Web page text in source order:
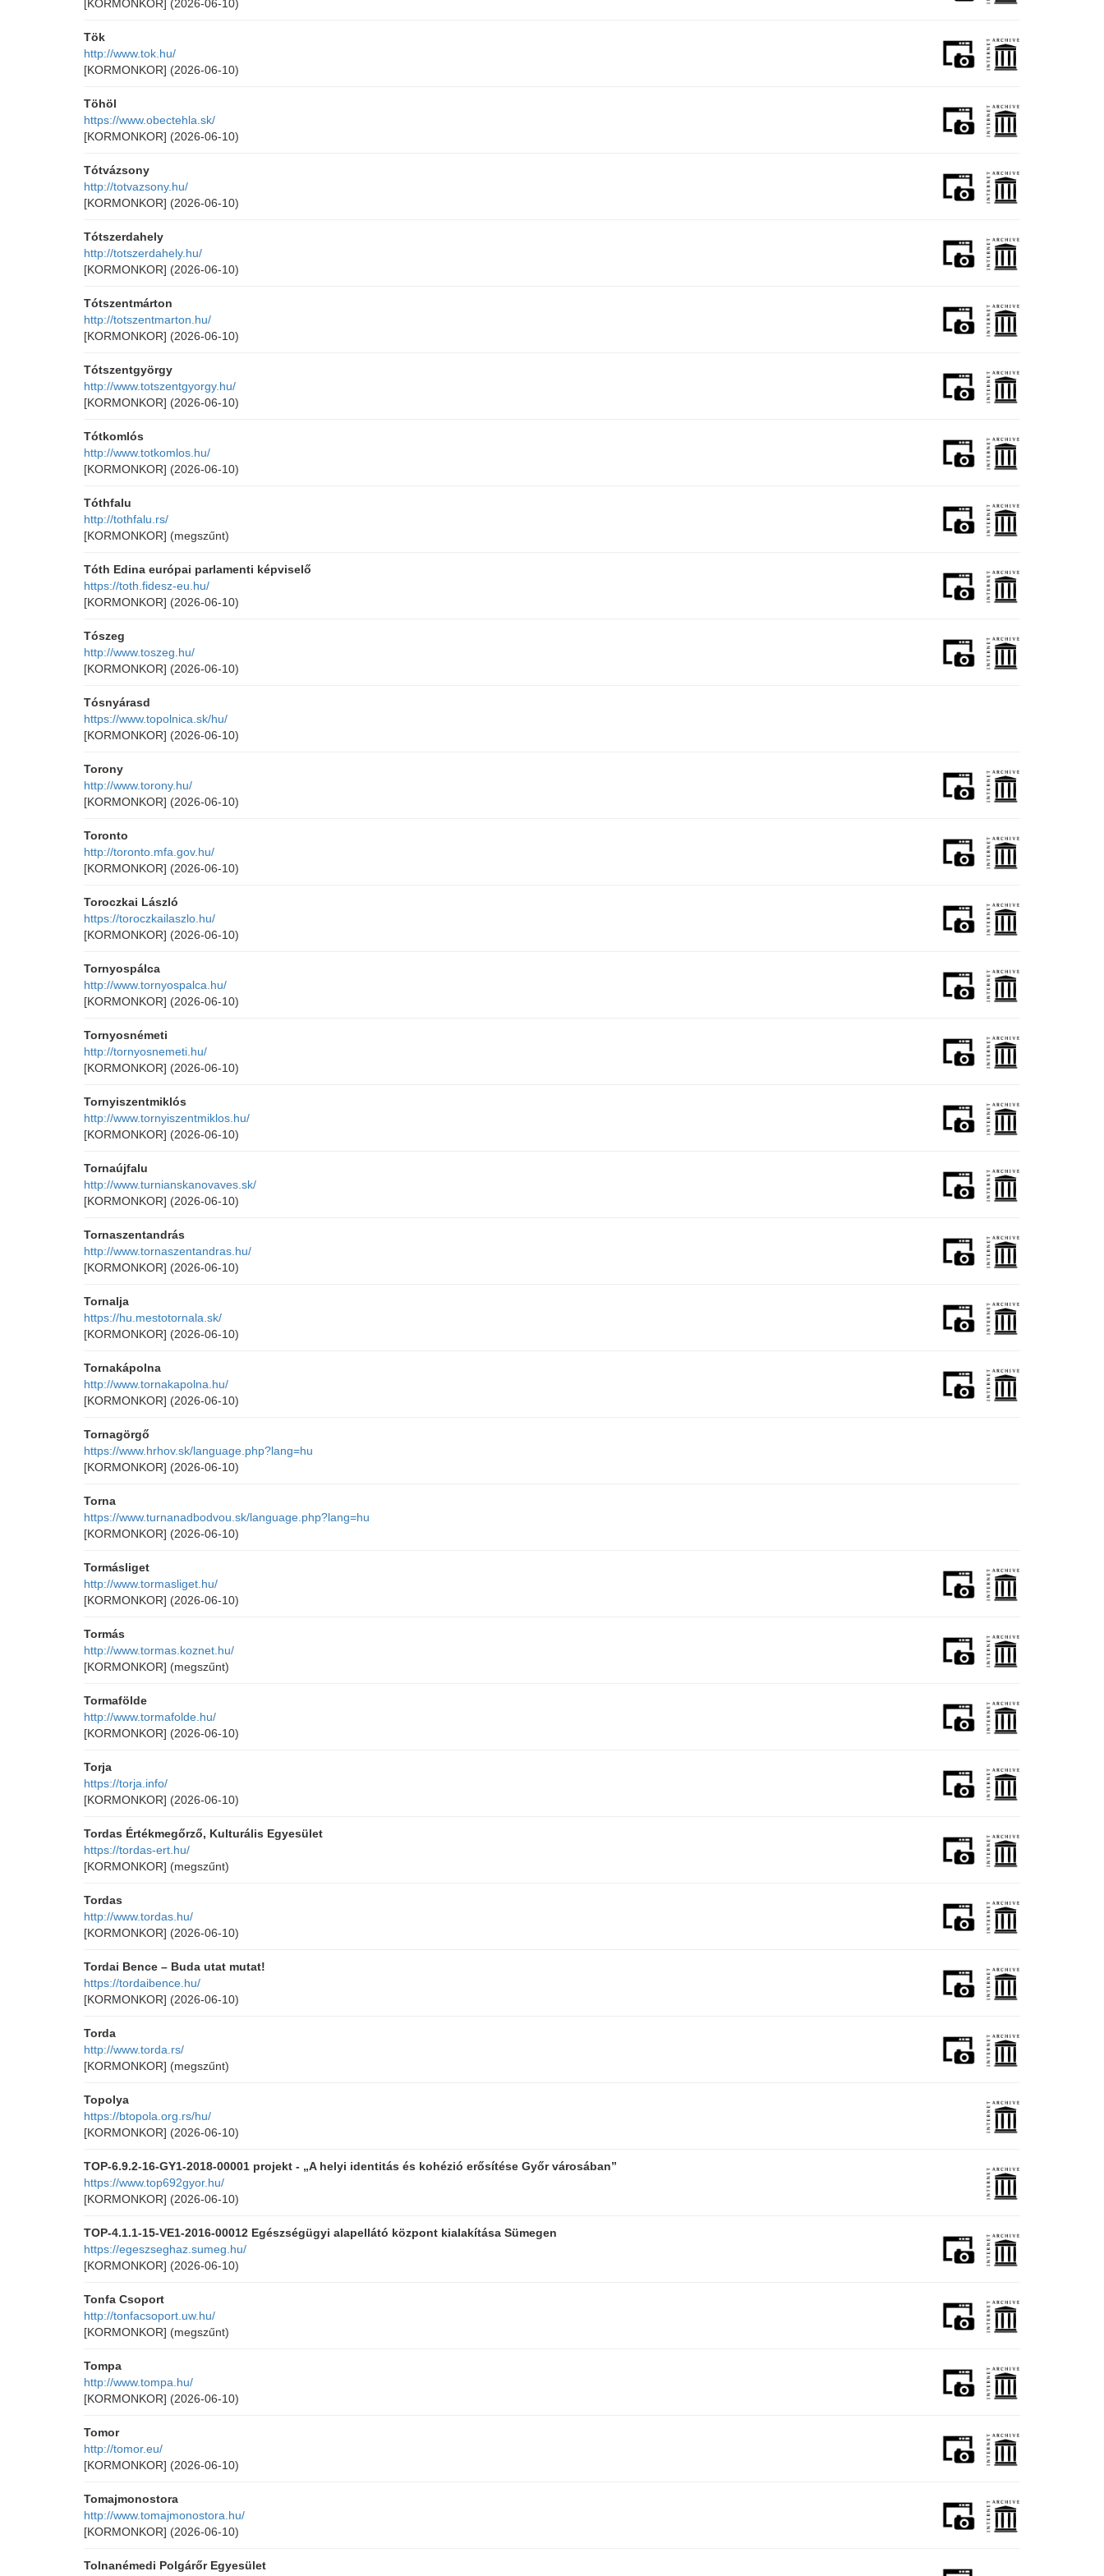
[KORMONKOR] (2026-06-10)
Tök
http://www.tok.hu/
[KORMONKOR] (2026-06-10)
Töhöl
https://www.obectehla.sk/
[KORMONKOR] (2026-06-10)
Tótvázsony
http://totvazsony.hu/
[KORMONKOR] (2026-06-10)
Tótszerdahely
http://totszerdahely.hu/
[KORMONKOR] (2026-06-10)
Tótszentmárton
http://totszentmarton.hu/
[KORMONKOR] (2026-06-10)
Tótszentgyörgy
http://www.totszentgyorgy.hu/
[KORMONKOR] (2026-06-10)
Tótkomlós
http://www.totkomlos.hu/
[KORMONKOR] (2026-06-10)
Tóthfalu
http://tothfalu.rs/
[KORMONKOR] (megszűnt)
Tóth Edina európai parlamenti képviselő
https://toth.fidesz-eu.hu/
[KORMONKOR] (2026-06-10)
Tószeg
http://www.toszeg.hu/
[KORMONKOR] (2026-06-10)
Tósnyárasd
https://www.topolnica.sk/hu/
[KORMONKOR] (2026-06-10)
Torony
http://www.torony.hu/
[KORMONKOR] (2026-06-10)
Toronto
http://toronto.mfa.gov.hu/
[KORMONKOR] (2026-06-10)
Toroczkai László
https://toroczkailaszlo.hu/
[KORMONKOR] (2026-06-10)
Tornyospálca
http://www.tornyospalca.hu/
[KORMONKOR] (2026-06-10)
Tornyosnémeti
http://tornyosnemeti.hu/
[KORMONKOR] (2026-06-10)
Tornyiszentmiklós
http://www.tornyiszentmiklos.hu/
[KORMONKOR] (2026-06-10)
Tornaújfalu
http://www.turnianskanovaves.sk/
[KORMONKOR] (2026-06-10)
Tornaszentandrás
http://www.tornaszentandras.hu/
[KORMONKOR] (2026-06-10)
Tornalja
https://hu.mestotornala.sk/
[KORMONKOR] (2026-06-10)
Tornakápolna
http://www.tornakapolna.hu/
[KORMONKOR] (2026-06-10)
Tornagörgő
https://www.hrhov.sk/language.php?lang=hu
[KORMONKOR] (2026-06-10)
Torna
https://www.turnanadbodvou.sk/language.php?lang=hu
[KORMONKOR] (2026-06-10)
Tormásliget
http://www.tormasliget.hu/
[KORMONKOR] (2026-06-10)
Tormás
http://www.tormas.koznet.hu/
[KORMONKOR] (megszűnt)
Tormafölde
http://www.tormafolde.hu/
[KORMONKOR] (2026-06-10)
Torja
https://torja.info/
[KORMONKOR] (2026-06-10)
Tordas Értékmegőrző, Kulturális Egyesület
https://tordas-ert.hu/
[KORMONKOR] (megszűnt)
Tordas
http://www.tordas.hu/
[KORMONKOR] (2026-06-10)
Tordai Bence – Buda utat mutat!
https://tordaibence.hu/
[KORMONKOR] (2026-06-10)
Torda
http://www.torda.rs/
[KORMONKOR] (megszűnt)
Topolya
https://btopola.org.rs/hu/
[KORMONKOR] (2026-06-10)
TOP-6.9.2-16-GY1-2018-00001 projekt - „A helyi identitás és kohézió erősítése Győr városában”
https://www.top692gyor.hu/
[KORMONKOR] (2026-06-10)
TOP-4.1.1-15-VE1-2016-00012 Egészségügyi alapellátó központ kialakítása Sümegen
https://egeszseghaz.sumeg.hu/
[KORMONKOR] (2026-06-10)
Tonfa Csoport
http://tonfacsoport.uw.hu/
[KORMONKOR] (megszűnt)
Tompa
http://www.tompa.hu/
[KORMONKOR] (2026-06-10)
Tomor
http://tomor.eu/
[KORMONKOR] (2026-06-10)
Tomajmonostora
http://www.tomajmonostora.hu/
[KORMONKOR] (2026-06-10)
Tolnanémedi Polgárőr Egyesület